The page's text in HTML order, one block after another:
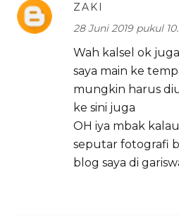
ZAKI
28 Juni 2019 pukul
Wah kalsel ok
saya main ke
mungkin harus
ke sini juga
OH iya mbak
seputar fotografi
blog saya di